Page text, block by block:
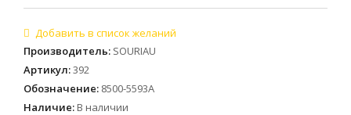
Производитель: SOURIAU
Артикул:392
Обозначение: 8500-5593A
Наличие: В наличии